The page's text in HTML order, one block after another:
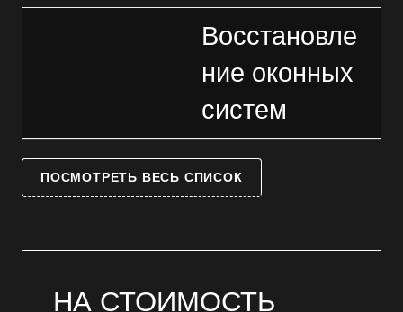
Восстановле
ние оконных
систем
ПОСМОТРЕТЬ ВЕСЬ СПИСОК
НА СТОИМОСТЬ